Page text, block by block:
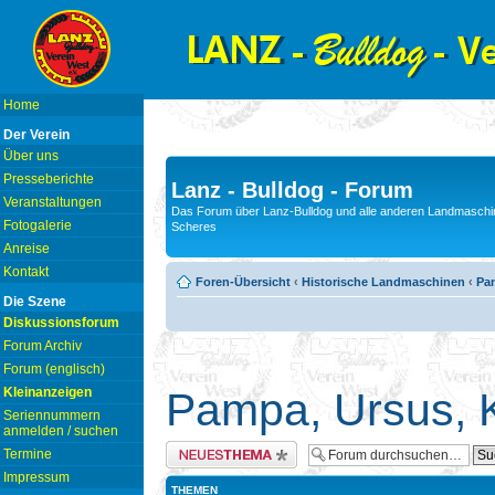
Home
Der Verein
Über uns
Presseberichte
Veranstaltungen
Fotogalerie
Anreise
Kontakt
Die Szene
Diskussionsforum
Forum Archiv
Forum (englisch)
Kleinanzeigen
Seriennummern
anmelden / suchen
Termine
Impressum
Lanz - Bulldog - Forum
Das Forum über Lanz-Bulldog und alle anderen
Scheres
Foren-Übersicht ‹ Historische Landmaschinen ‹
Pampa, Ursus,
Neues Thema erstellen
THEMEN